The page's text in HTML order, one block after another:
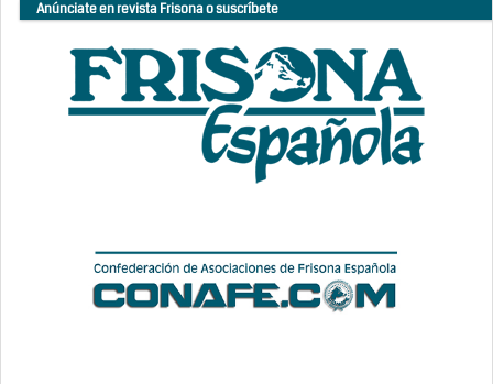
Anúnciate en revista Frisona o suscríbete